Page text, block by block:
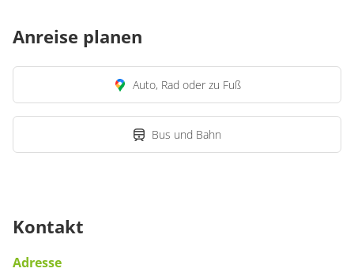
Anreise planen
Auto, Rad oder zu Fuß
Bus und Bahn
Kontakt
Adresse